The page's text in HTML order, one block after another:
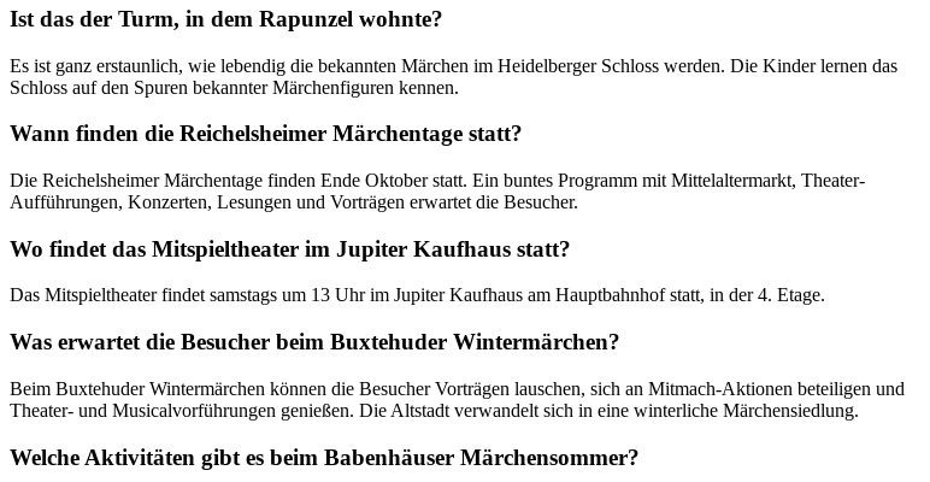
Ist das der Turm, in dem Rapunzel wohnte?
Es ist ganz erstaunlich, wie lebendig die bekannten Märchen im Heidelberger Schloss werden. Die Kinder lernen das
Schloss auf den Spuren bekannter Märchenfiguren kennen.
Wann finden die Reichelsheimer Märchentage statt?
Die Reichelsheimer Märchentage finden Ende Oktober statt. Ein buntes Programm mit Mittelaltermarkt, Theater-
Aufführungen, Konzerten, Lesungen und Vorträgen erwartet die Besucher.
Wo findet das Mitspieltheater im Jupiter Kaufhaus statt?
Das Mitspieltheater findet samstags um 13 Uhr im Jupiter Kaufhaus am Hauptbahnhof statt, in der 4. Etage.
Was erwartet die Besucher beim Buxtehuder Wintermärchen?
Beim Buxtehuder Wintermärchen können die Besucher Vorträgen lauschen, sich an Mitmach-Aktionen beteiligen und
Theater- und Musicalvorführungen genießen. Die Altstadt verwandelt sich in eine winterliche Märchensiedlung.
Welche Aktivitäten gibt es beim Babenhäuser Märchensommer?